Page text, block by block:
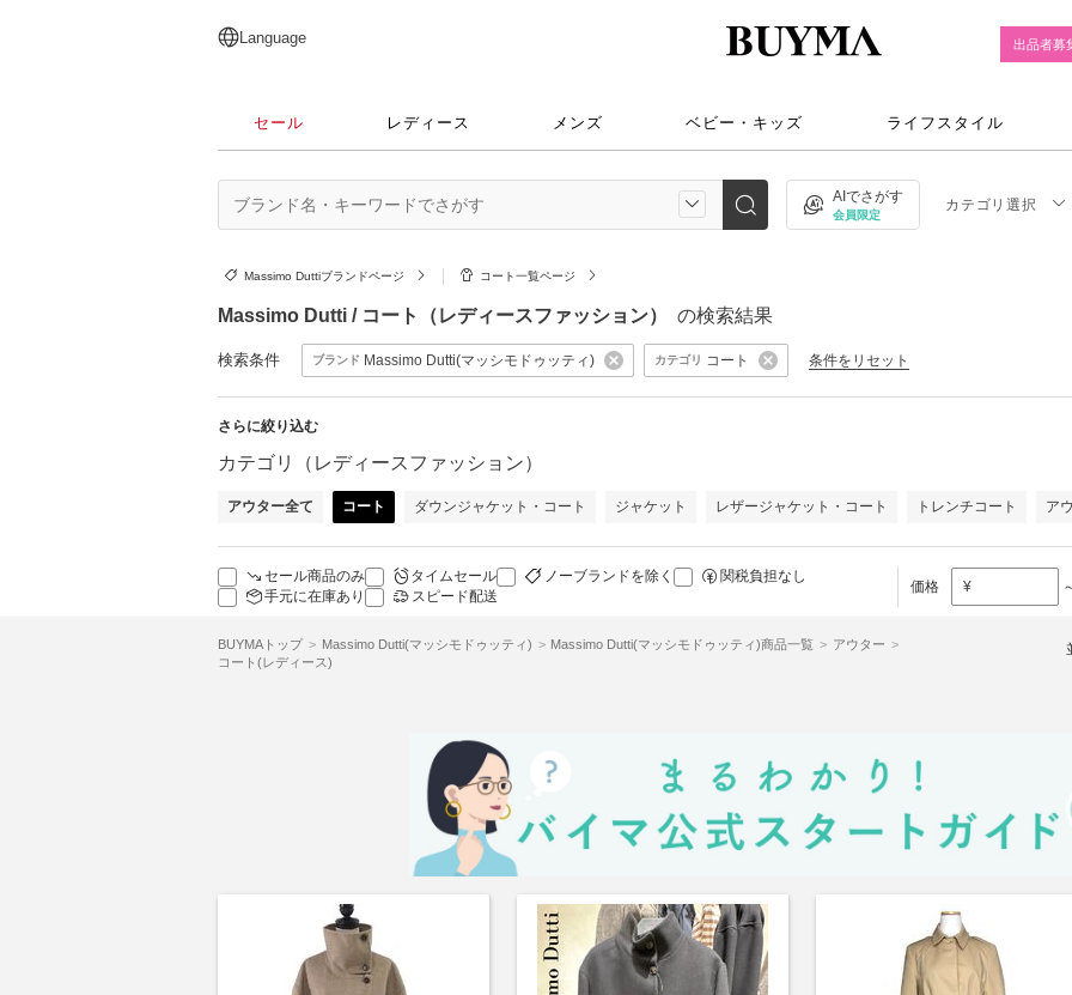
日本語
English
简体中文
繁體中文
Language 出品者募
セール レディース メンズ ベビー・キッズ ライフスタイル
AIでさがす
会員限定
カテゴリ選択
Massimo Duttiブランドページ コート一覧ページ
Massimo Dutti / コート（レディースファッション） の検索結果
検索条件 ブランド Massimo Dutti(マッシモドゥッティ) カテゴリ コート 条件をリセット
さらに絞り込む
カテゴリ（レディースファッション）
アウター全て コート ダウンジャケット・コート ジャケット レザージャケット・コート トレンチコート ア
セール商品のみ タイムセール ノーブランドを除く
関税負担なし
手元に在庫あり
スピード配送
価格 ¥
BUYMAトップ Massimo Dutti(マッシモドゥッティ) Massimo Dutti(マッシモドゥッティ)商品一覧
アウター
コート(レディース)